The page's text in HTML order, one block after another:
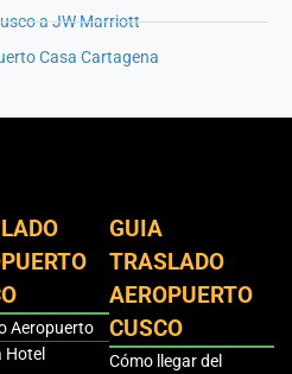
a JW Marriott
Casa Cartagena
Aeropuerto
Hotel
GUIA
TRASLADO
AEROPUERTO
CUSCO
Cómo llegar del